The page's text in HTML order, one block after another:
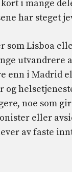
i mange
har steget
som Lisboa
utvandrere
enn i Madrid
og
noe som
eller
av faste